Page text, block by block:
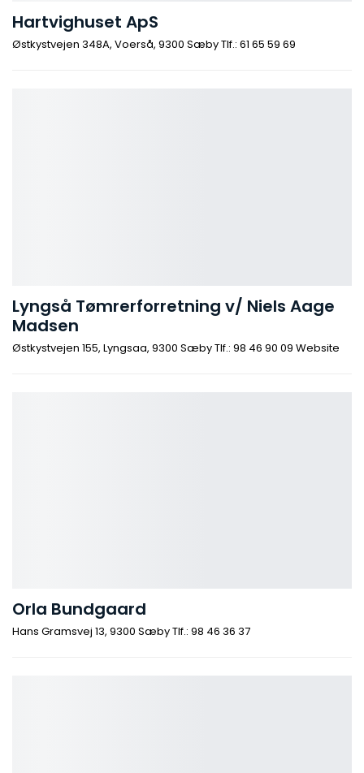
Hartvighuset ApS
Østkystvejen 348A, Voerså, 9300 Sæby Tlf.: 61 65 59 69
Lyngså Tømrerforretning v/ Niels Aage
Madsen
Østkystvejen 155, Lyngsaa, 9300 Sæby Tlf.: 98 46 90 09 Website
Orla Bundgaard
Hans Gramsvej 13, 9300 Sæby Tlf.: 98 46 36 37